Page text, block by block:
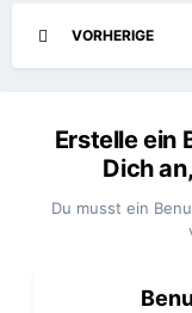
VORHERIGE
Erstelle ein
Dich
Du musst ein